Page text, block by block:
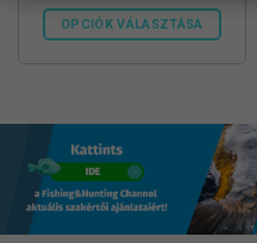
OPCIÓK VÁLASZTÁSA
több
van.
A
változatok